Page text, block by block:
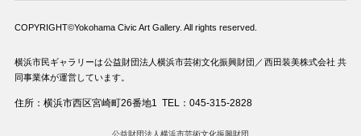
COPYRIGHT©Yokohama Civic Art Gallery. All rights reserved.
横浜市民ギャラリーは公益財団法人横浜市芸術文化振興財団／西田装美株式会社 共
同事業体が運営しています。
住所：横浜市西区宮崎町26番地1 TEL：045-315-2828
公益財団法人横浜市芸術文化振興財団